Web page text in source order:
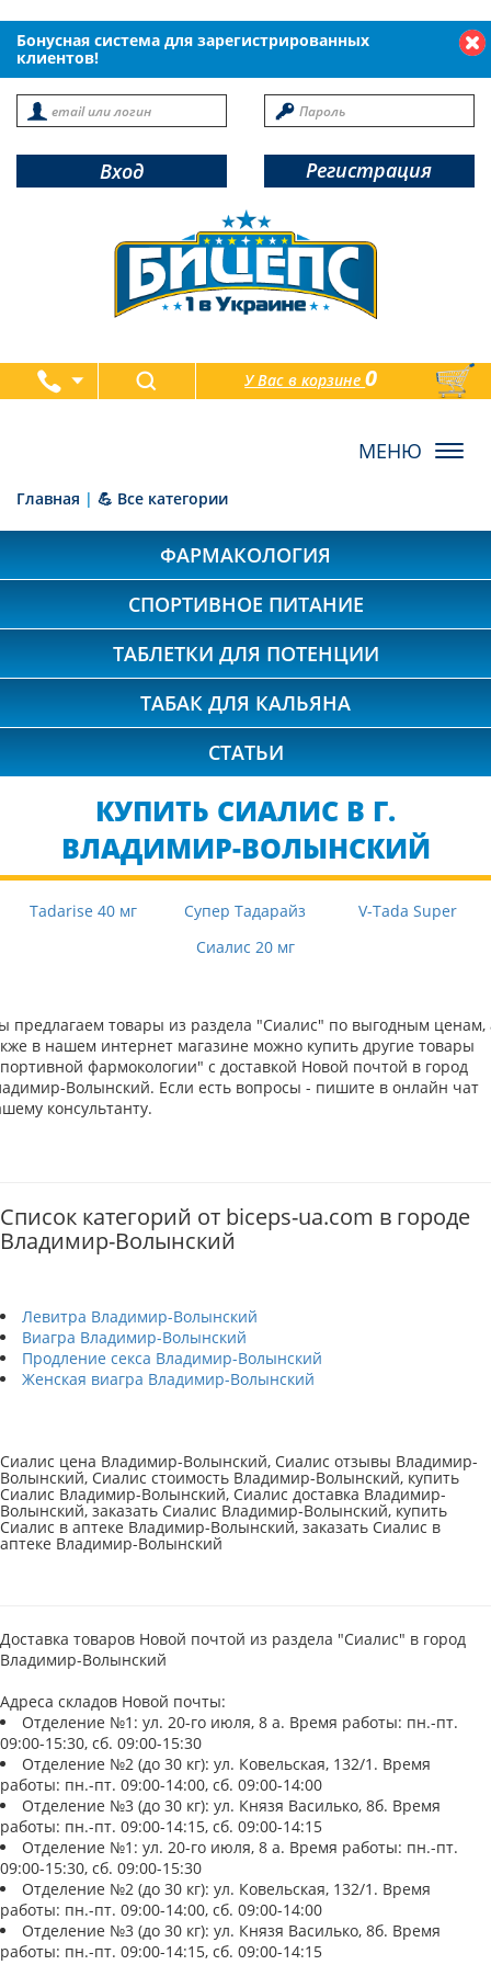
Бонусная система для зарегистрированных
клиентов!
Вход Регистрация
У Вас в корзине0
товаров
Главная | 💪 Все категории
ФАРМАКОЛОГИЯ
СПОРТИВНОЕ ПИТАНИЕ
ТАБЛЕТКИ ДЛЯ ПОТЕНЦИИ
ТАБАК ДЛЯ КАЛЬЯНА
СТАТЬИ
КУПИТЬ СИАЛИС В Г.
ВЛАДИМИР-ВОЛЫНСКИЙ
Tadarise 40 мг Супер Тадарайз
V-Tada Super
Сиалис 20 мг
предлагаем товары из раздела "Сиалис" по выгодным ценам,
в нашем интернет магазине можно купить другие товары
фармокологии" с доставкой Новой почтой в город
Волынский. Если есть вопросы - пишите в онлайн чат
консультанту.
Список категорий от biceps-ua.com в городе
Владимир-Волынский
Левитра Владимир-Волынский
Виагра Владимир-Волынский
Продление секса Владимир-Волынский
Женская виагра Владимир-Волынский
Сиалис цена Владимир-Волынский, Сиалис отзывы Владимир-
Волынский, Сиалис стоимость Владимир-Волынский, купить
Сиалис Владимир-Волынский, Сиалис доставка Владимир-
Волынский, заказать Сиалис Владимир-Волынский, купить
Сиалис в аптеке Владимир-Волынский, заказать Сиалис в
аптеке Владимир-Волынский
Доставка товаров Новой почтой из раздела "Сиалис" в город
Владимир-Волынский
Адреса складов Новой почты:
Отделение №1: ул. 20-го июля, 8 а. Время работы: пн.-пт.
09:00-15:30, сб. 09:00-15:30
Отделение №2 (до 30 кг): ул. Ковельская, 132/1. Время
работы: пн.-пт. 09:00-14:00, сб. 09:00-14:00
Отделение №3 (до 30 кг): ул. Князя Василько, 8б. Время
работы: пн.-пт. 09:00-14:15, сб. 09:00-14:15
Отделение №1: ул. 20-го июля, 8 а. Время работы: пн.-пт.
09:00-15:30, сб. 09:00-15:30
Отделение №2 (до 30 кг): ул. Ковельская, 132/1. Время
работы: пн.-пт. 09:00-14:00, сб. 09:00-14:00
Отделение №3 (до 30 кг): ул. Князя Василько, 8б. Время
работы: пн.-пт. 09:00-14:15, сб. 09:00-14:15